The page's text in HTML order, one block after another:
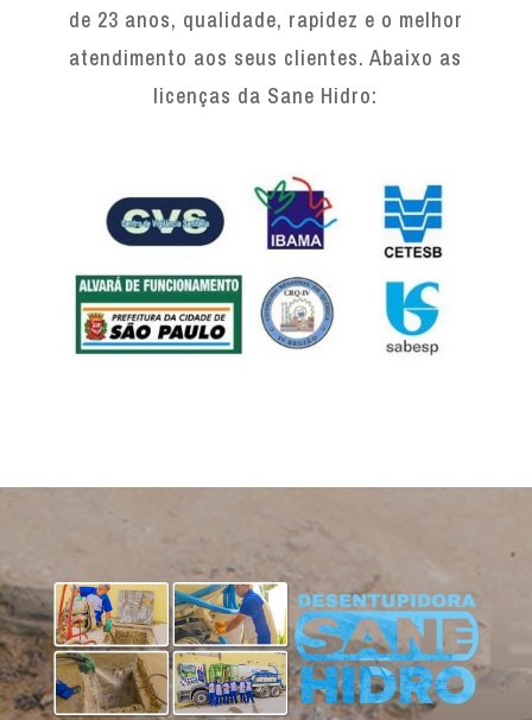
de 23 anos, qualidade, rapidez e o melhor
atendimento aos seus clientes. Abaixo as
licenças da Sane Hidro: